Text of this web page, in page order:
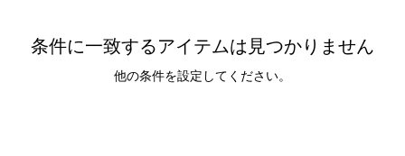
条件に一致するアイテムは見つかりません
他の条件を設定してください。